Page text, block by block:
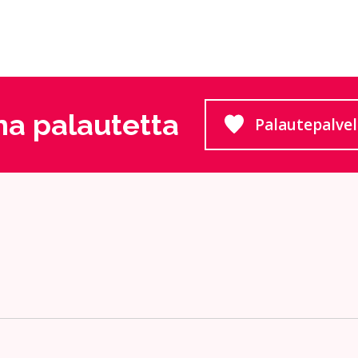
palautetta Siirtyy